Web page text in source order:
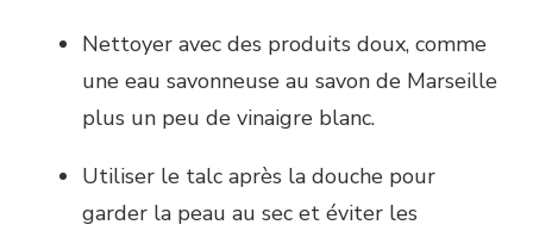
Nettoyer avec des produits doux, comme
une eau savonneuse au savon de Marseille
plus un peu de vinaigre blanc.
Utiliser le talc après la douche pour
garder la peau au sec et éviter les